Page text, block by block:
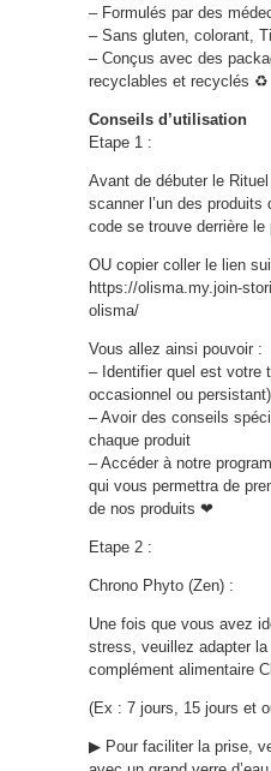
– Formulés par des
– Sans gluten, colorant,
– Conçus avec des
recyclables et recyclés ♻️
Conseils d’utilisation
Etape 1 :
Avant de débuter le
scanner l’un des
code se trouve derrière
OU copier coller le lien
https://olisma.my.join-
olisma/
Vous allez ainsi pouvoir :
– Identifier quel est votre
occasionnel ou persistant)
– Avoir des conseils
chaque produit
– Accéder à notre
qui vous permettra de
de nos produits ❤
Etape 2 :
Chrono Phyto (Zen) :
Une fois que vous avez
stress, veuillez adapter
complément alimentaire
(Ex : 7 jours, 15 jours et
▶ Pour faciliter la prise,